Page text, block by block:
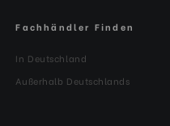
Fachhändler Finden
In Deutschland
Außerhalb Deutschlands